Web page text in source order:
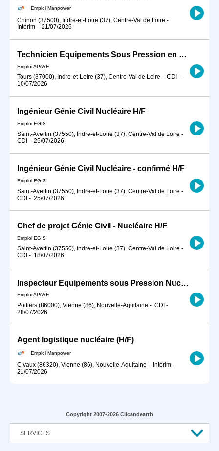
Emploi Manpower
Chinon (37500), Indre-et-Loire (37), Centre-Val de Loire -
Intérim - 21/07/2026
Technicien Equipements Sous Pression en Milieu Nucléaire H/F
Emploi APAVE
Tours (37000), Indre-et-Loire (37), Centre-Val de Loire - CDI -
10/07/2026
Ingénieur Génie Civil Nucléaire H/F
Emploi EGIS
Saint-Avertin (37550), Indre-et-Loire (37), Centre-Val de Loire -
CDI - 25/07/2026
Ingénieur Génie Civil Nucléaire - confirmé H/F
Emploi EGIS
Saint-Avertin (37550), Indre-et-Loire (37), Centre-Val de Loire -
CDI - 25/07/2026
Chef de projet Génie Civil - Nucléaire H/F
Emploi EGIS
Saint-Avertin (37550), Indre-et-Loire (37), Centre-Val de Loire -
CDI - 18/07/2026
Inspecteur Equipements sous Pression Nucléaires H/F
Emploi APAVE
Poitiers (86000), Vienne (86), Nouvelle-Aquitaine - CDI -
28/07/2026
Agent logistique nucléaire (H/F)
Emploi Manpower
Civaux (86320), Vienne (86), Nouvelle-Aquitaine - Intérim -
21/07/2026
Copyright 2007-2026 Clicandearth
SERVICES